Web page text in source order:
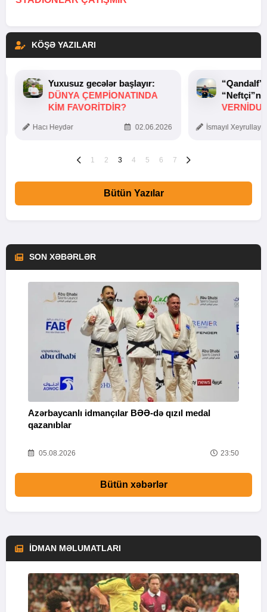
KÖŞƏ YAZILARI
Yuxusuz gecələr başlayır:
DÜNYA ÇEMPIONATINDA
KIM FAVORITDIR?
Hacı Heydər 02.06.2026 İsmayıl
1 2 3 4 5 6 7
Bütün Yazılar
SON XƏBƏRLƏR
Azərbaycanlı idmançılar BƏƏ-də qızıl medal
qazanıblar
05.08.2026 23:50
Bütün xəbərlər
İDMAN MƏLUMATLARI